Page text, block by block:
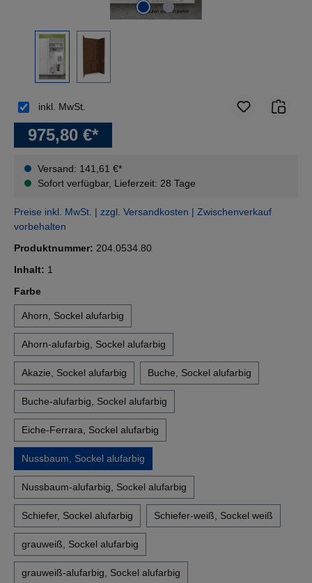
975,80 €*
Versand: 141,61 €*
Sofort verfügbar, Lieferzeit: 28 Tage
inkl. MwSt.
Preise inkl. MwSt. | zzgl. Versandkosten | Zwischenverkauf
vorbehalten
Produktnummer: 204.0534.80
Inhalt: 1
Farbeauswählen
Ahorn, Sockel alufarbig
Ahorn-alufarbig, Sockel alufarbig
Akazie, Sockel alufarbig Buche, Sockel alufarbig
Buche-alufarbig, Sockel alufarbig
Eiche-Ferrara, Sockel alufarbig
Nussbaum, Sockel alufarbig
Nussbaum-alufarbig, Sockel alufarbig
Schiefer, Sockel alufarbig Schiefer-weiß, Sockel weiß
grauweiß, Sockel alufarbig
grauweiß-alufarbig, Sockel alufarbig